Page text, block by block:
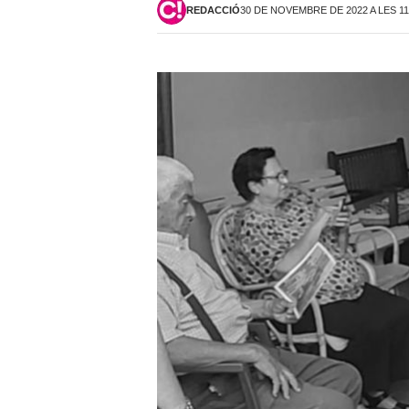
REDACCIÓ30 DE NOVEMBRE DE 2022 A LES